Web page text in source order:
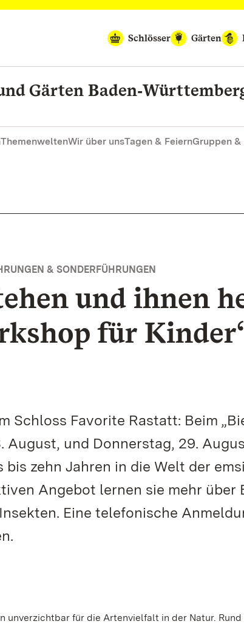
Schlösser
Gärten
Gärten
ThemenweltenWir über unsTagen & FeiernGruppen
& SONDERFÜHRUNGEN
und ihnen
für
Schloss Favorite Rastatt: Beim
August, und Donnerstag, 29.
bis zehn Jahren in die Welt der
Angebot lernen sie mehr über
Eine telefonische
unverzichtbar für die Artenvielfalt in der Natur. Rund